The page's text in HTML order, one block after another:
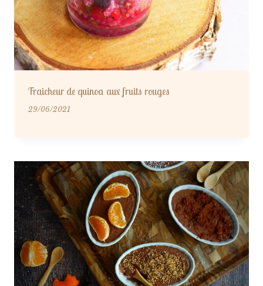
Fraicheur de quinoa aux fruits rouges
29/06/2021